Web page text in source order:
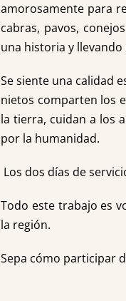
amorosamente para
cabras, pavos,
una historia y
Se siente una calidad
nietos comparten los
la tierra, cuidan a los
por la humanidad.
Los dos días de
Todo este trabajo es
la región.
Sepa cómo participar